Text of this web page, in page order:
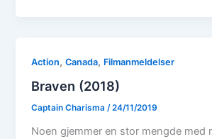
Action,Canada, Filmanmeldelser
Braven (2018)
Captain Charisma/24/11/2019
Noen gjemmer en stor mengde med